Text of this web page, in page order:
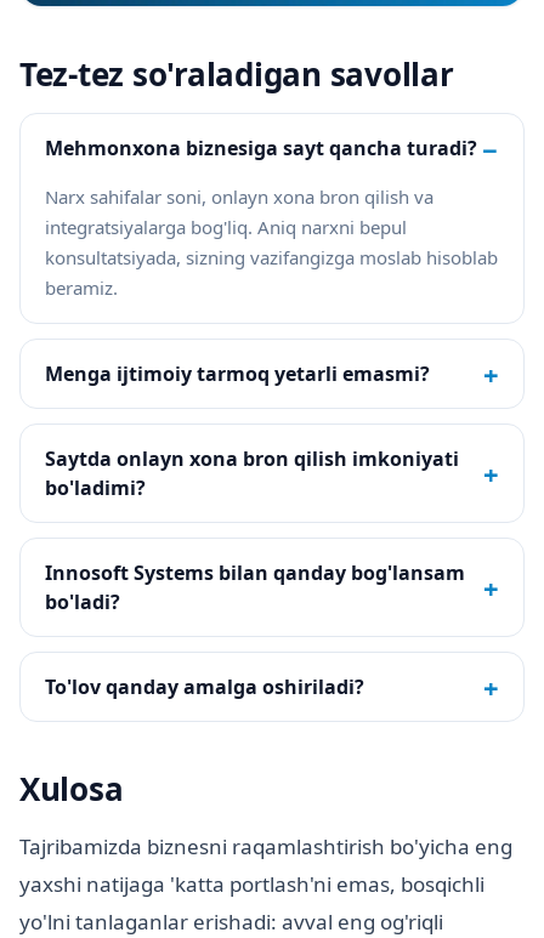
Tez-tez so'raladigan savollar
Mehmonxona biznesiga sayt qancha turadi? −
Narx sahifalar soni, onlayn xona bron qilish va
integratsiyalarga bog'liq. Aniq narxni bepul
konsultatsiyada, sizning vazifangizga moslab hisoblab
beramiz.
Menga ijtimoiy tarmoq yetarli emasmi? +
Saytda onlayn xona bron qilish imkoniyati
bo'ladimi?
+
Innosoft Systems bilan qanday bog'lansam
bo'ladi?
+
To'lov qanday amalga oshiriladi? +
Xulosa
Tajribamizda biznesni raqamlashtirish bo'yicha eng
yaxshi natijaga 'katta portlash'ni emas, bosqichli
yo'lni tanlaganlar erishadi: avval eng og'riqli